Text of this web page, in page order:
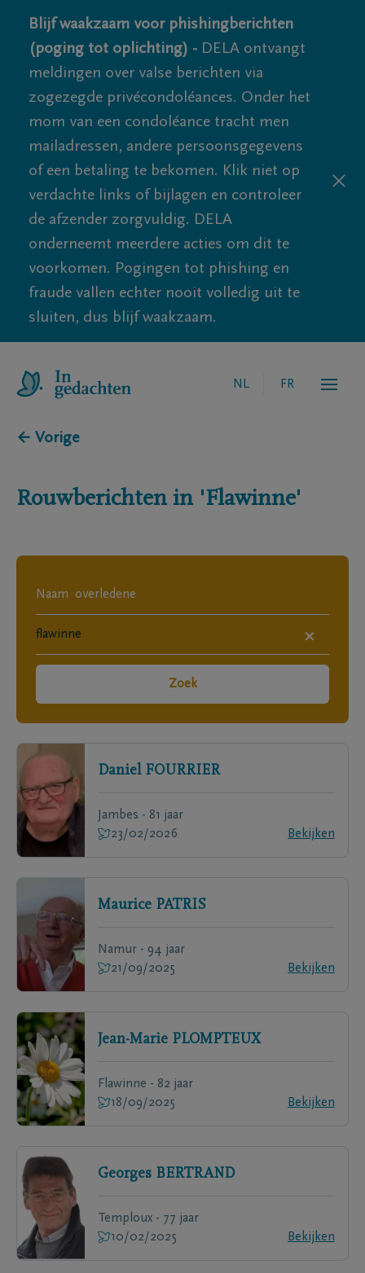
Blijf waakzaam voor phishingberichten
(poging tot oplichting) - DELA ontvangt
meldingen over valse berichten via
zogezegde privécondoléances. Onder het
mom van een condoléance tracht men
mailadressen, andere persoonsgegevens
of een betaling te bekomen. Klik niet op
verdachte links of bijlagen en controleer
de afzender zorgvuldig. DELA
onderneemt meerdere acties om dit te
voorkomen. Pogingen tot phishing en
fraude vallen echter nooit volledig uit te
sluiten, dus blijf waakzaam.
NL FR
← Vorige
Rouwberichten in 'Flawinne'
×
Zoek
Daniel FOURRIER
Jambes - 81 jaar
23/02/2026
Bekijken
Maurice PATRIS
Namur - 94 jaar
21/09/2025
Bekijken
Jean-Marie PLOMPTEUX
Flawinne - 82 jaar
18/09/2025
Bekijken
Georges BERTRAND
Temploux - 77 jaar
10/02/2025
Bekijken